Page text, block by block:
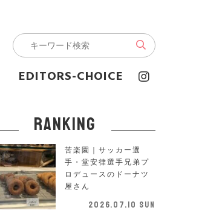
EDITORS-CHOICE
ranking
苦楽園｜サッカー選
手・堂安律選手兄弟プ
ロデュースのドーナツ
屋さん
2026.07.10 Sun